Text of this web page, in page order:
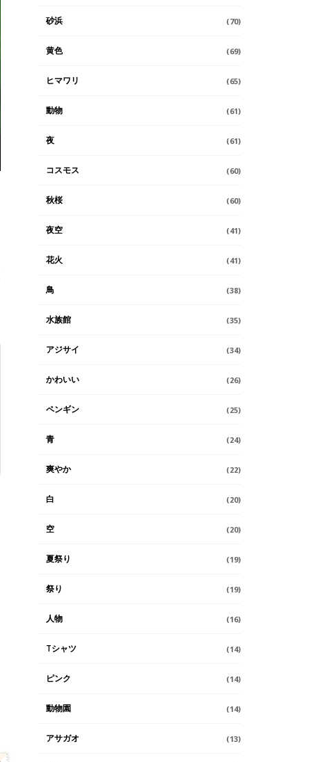
砂浜 (70)
黄色 (69)
ヒマワリ (65)
動物 (61)
夜 (61)
コスモス (60)
秋桜 (60)
夜空 (41)
花火 (41)
鳥 (38)
水族館 (35)
アジサイ (34)
かわいい (26)
ペンギン (25)
青 (24)
爽やか (22)
白 (20)
空 (20)
夏祭り (19)
祭り (19)
人物 (16)
Tシャツ (14)
ピンク (14)
動物園 (14)
アサガオ (13)